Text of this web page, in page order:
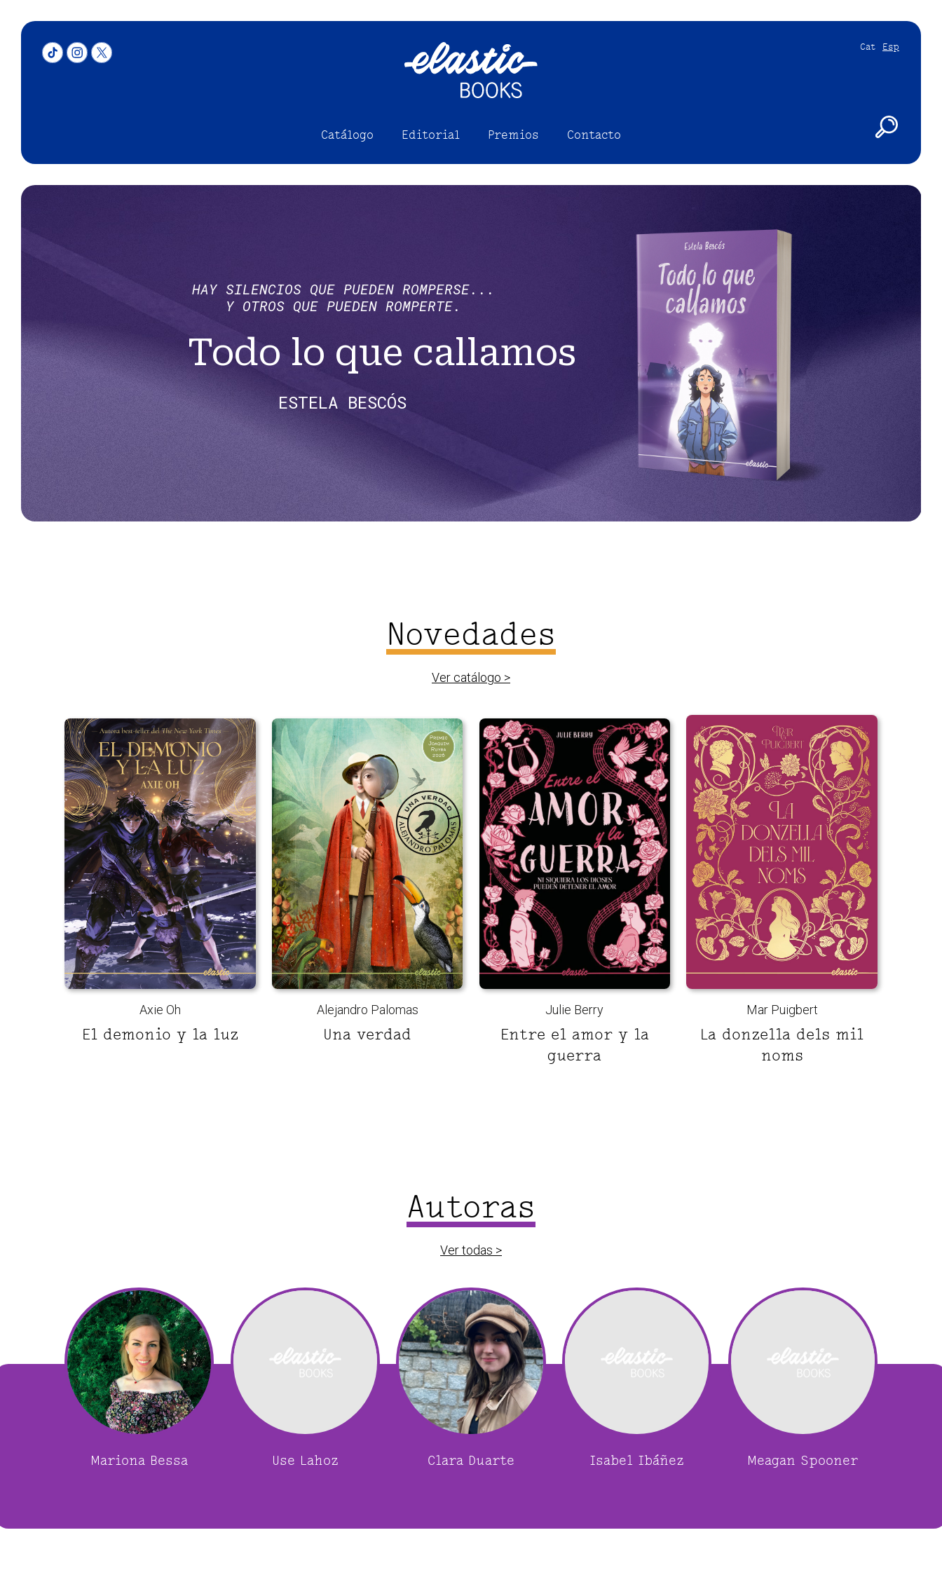
Cat Esp
Catálogo Editorial Premios Contacto
ESTELA BESCÓS
Todo lo que callamos
HAY SILENCIOS QUE PUEDEN ROMPERSE...
Y OTROS QUE PUEDEN ROMPERTE.
Novedades
Ver catálogo >
Axie Oh
El demonio y la luz
Alejandro Palomas
Una verdad
Julie Berry
Entre el amor y la
guerra
Mar Puigbert
La donzella dels mil
noms
Autoras
Ver todas >
Mariona Bessa Use Lahoz Clara Duarte Isabel Ibáñez Meagan Spooner